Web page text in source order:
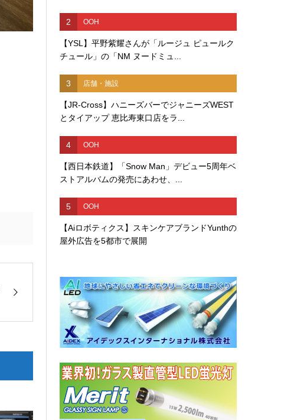
2 OOH
【YSL】平野紫耀さんが「ルージュ ピュールク
チュール」の「NM ヌードミュ...
3 店舗・施設
【JR-Cross】ハニーズバーでジャニーズWEST
とタイアップ 恵比寿東口店をラ...
4 OOH
【西日本鉄道】「Snow Man」デビュー5周年ベ
ストアルバムの発売にあわせ、...
5 OOH
【Aiロボティクス】スキンケアブランドYunthの
屋外広告を5都市で展開